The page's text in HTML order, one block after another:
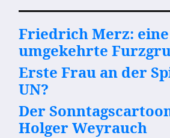
Friedrich Merz: eine
umgekehrte
Erste Frau an der
UN?
Der
Holger Weyrauch